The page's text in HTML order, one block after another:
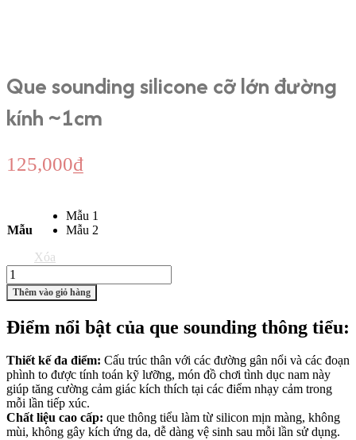
Que sounding silicone cỡ lớn đường
kính ~1cm
125,000₫
Mẫu
Mẫu 1
Mẫu 2
Xóa
Que
sounding
silicone
lớn
kính
~1cm
số
lượng
Thêm vào giỏ hàng
Điểm nổi bật của que sounding thông tiểu:
Thiết kế đa điểm: Cấu trúc thân với các đường gân nổi và các đoạn
phình to được tính toán kỹ lưỡng, món đồ chơi tình dục nam này
giúp tăng cường cảm giác kích thích tại các điểm nhạy cảm trong
mỗi lần tiếp xúc.
Chất liệu cao cấp: que thông tiểu làm từ silicon mịn màng, không
mùi, không gây kích ứng da, dễ dàng vệ sinh sau mỗi lần sử dụng.